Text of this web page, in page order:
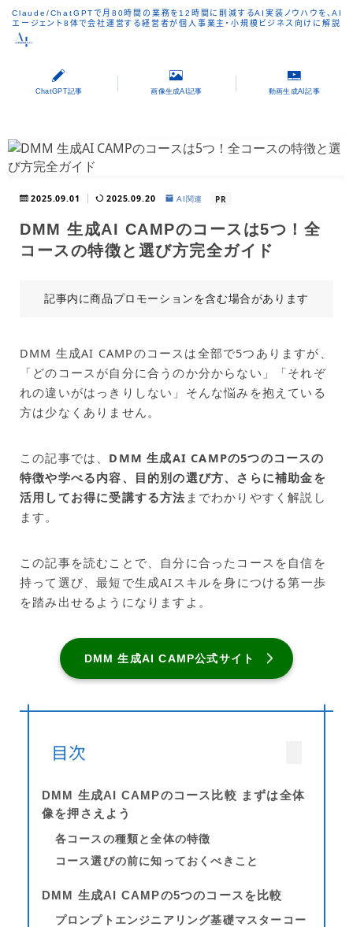
Claude/ChatGPTで月80時間の業務を12時間に削減するAI実装ノウハウを、AI
エージェント8体で会社運営する経営者が個人事業主・小規模ビジネス向けに解説
ChatGPT記事 画像生成AI記事 動画生成AI記事
2025.09.01 2025.09.20 AI関連 PR
DMM 生成AI CAMPのコースは5つ！全
コースの特徴と選び方完全ガイド
記事内に商品プロモーションを含む場合があります
DMM 生成AI CAMPのコースは全部で5つありますが、
「どのコースが自分に合うのか分からない」「それぞ
れの違いがはっきりしない」そんな悩みを抱えている
方は少なくありません。
この記事では、 DMM 生成AI CAMPの5つのコースの
特徴や学べる内容、目的別の選び方、さらに補助金を
活用してお得に受講する方法 までわかりやすく解説し
ます。
この記事を読むことで、自分に合ったコースを自信を
持って選び、最短で生成AIスキルを身につける第一歩
を踏み出せるようになりますよ。
DMM 生成AI CAMP公式サイト
目次
DMM 生成AI CAMPのコース比較 まずは全体
像を押さえよう
各コースの種類と全体の特徴
コース選びの前に知っておくべきこと
DMM 生成AI CAMPの5つのコースを比較
プロンプトエンジニアリング基礎マスターコー